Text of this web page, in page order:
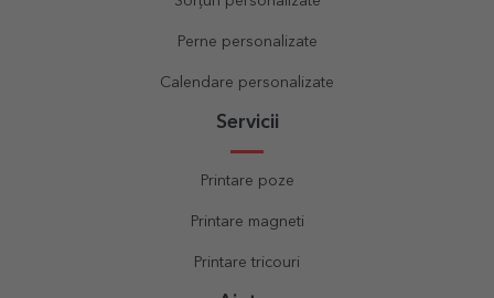
Perne personalizate
Calendare personalizate
Servicii
Printare poze
Printare magneti
Printare tricouri